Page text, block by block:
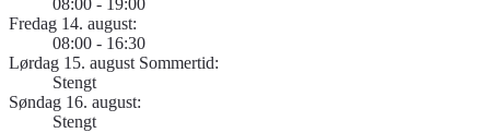
08:00 - 19:00
Fredag 14. august:
08:00 - 16:30
Lørdag 15. august Sommertid:
Stengt
Søndag 16. august:
Stengt